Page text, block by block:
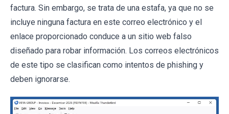
factura. Sin embargo, se trata de una estafa, ya que no se
incluye ninguna factura en este correo electrónico y el
enlace proporcionado conduce a un sitio web falso
diseñado para robar información. Los correos electrónicos
de este tipo se clasifican como intentos de phishing y
deben ignorarse.